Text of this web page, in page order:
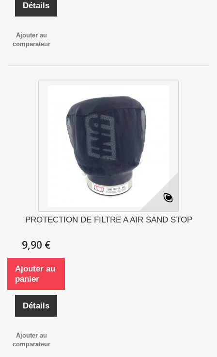
Détails
Ajouter au
comparateur
PROTECTION DE FILTRE A AIR SAND STOP
9,90 €
Ajouter au
panier
Détails
Ajouter au
comparateur